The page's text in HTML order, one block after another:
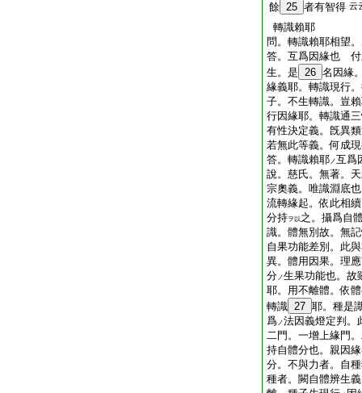
餘 25 者有智得 云
轉識賴耶
問。轉識賴耶相望
答。互爲因緣也 付
生。是 26 名因緣
緣義耶。轉識現行
子。不生轉識。豈
行因緣耶。轉識通
有性決定義。旣異
若無此等義。何成
答。轉識賴耶ノ互爲
說。慈氏。無著。
宗奧義。唯識淵底
流轉緣起。依此相
分持ヲ以之。攝爲自
識。體無別故。無
自果功能差別。此
異。體用因果。理
分ノ生果功能也。故
耶。用不離體。依
轉識 27 耶。種是
爲ノ法因義燈定判。
二門。一增上緣門
持自體分也。親因
分。不與力者。自
種者。闕自體辨生